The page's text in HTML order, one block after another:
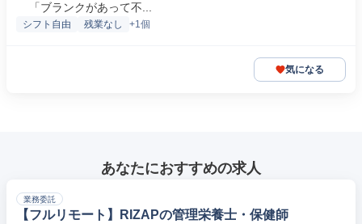
「ブランクがあって不...
シフト自由 残業なし +1個
気になる
あなたにおすすめの求人
業務委託
【フルリモート】RIZAPの管理栄養士・保健師